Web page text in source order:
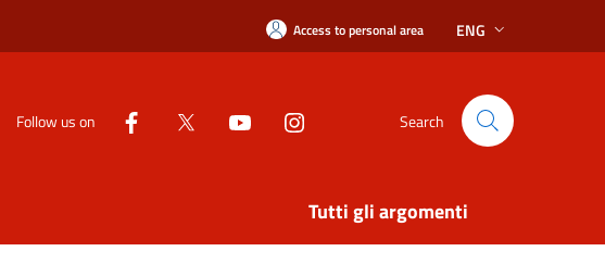
Access to personal area ENG
Follow us on Search
Tutti gli argomenti